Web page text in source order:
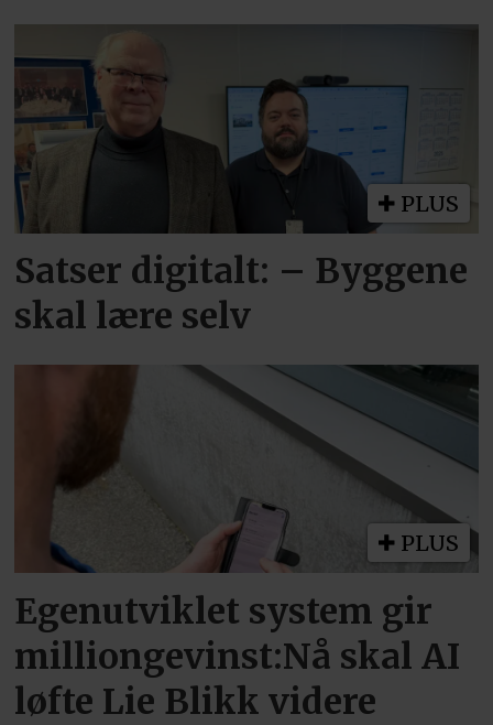
PLUS
Satser digitalt: – Byggene
skal lære selv
PLUS
Egenutviklet system gir
milliongevinst:Nå skal AI
løfte Lie Blikk videre